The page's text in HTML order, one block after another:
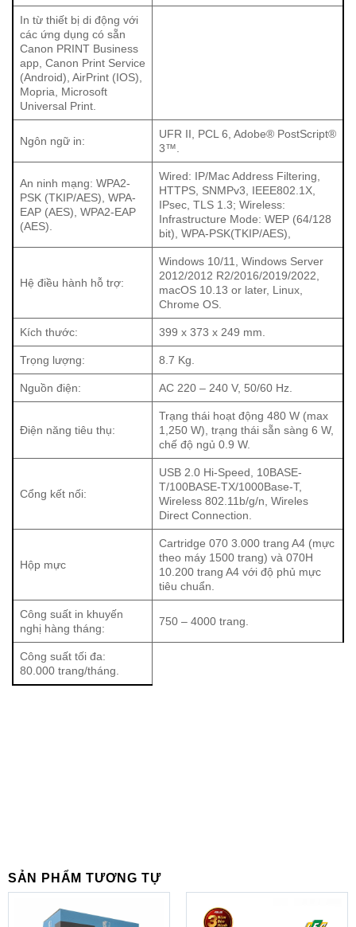
nghiệp.
An ninh mạng và hỗ trợ hệ điều hành
Canon LBP246dw cung cấp các tính năng an ninh mạng
tiên tiến, bao gồm IP/Mac Address Filtering, HTTPS,
SNMPv3 và nhiều chuẩn bảo mật khác cho cả kết nối có
dây và không dây. Điều này giúp bảo vệ thông tin và dữ
liệu của doanh nghiệp khỏi các mối đe dọa từ bên ngoài.
Máy in cũng hỗ trợ nhiều hệ điều hành phổ biến như
Windows 10/11, Windows Server và macOS, mang lại sự
linh hoạt cho người dùng trong việc tích hợp thiết bị vào hệ
thống.
Với kích thước 399 x 373 x 249 mm và trọng lượng 8.7 kg,
này không chỉ dễ dàng bố trí trong không gian làm việc mà
còn phù hợp với nhiều phong cách văn phòng khác nhau.
Thiết kế tinh tế và màu sắc trang nhã giúp sản phẩm trở
thành một phần không thể thiếu trong môi trường làm việc
Máy in laser đen trắng Canon LBP246dw là một sản phẩm
hoàn hảo cho các doanh nghiệp đang tìm kiếm một giải
pháp in ấn hiệu quả, tiết kiệm và chất lượng. Với tốc độ in
nhanh, độ phân giải cao, tính năng in đảo mặt tự động và
khả năng kết nối linh hoạt, sản phẩm này sẽ giúp nâng cao
hiệu suất làm việc và tiết kiệm thời gian cho người dùng.
Canon LBP246dw xứng đáng là một trợ thủ đắc lực trong
In từ thiết bị di động với
các ứng dụng có sẵn
Canon PRINT Business
app, Canon Print Service
(Android), AirPrint (IOS),
Mopria, Microsoft
Universal Print.
Ngôn ngữ in:
UFR II, PCL 6, Adobe® PostScript®
3™.
An ninh mạng: WPA2-
PSK (TKIP/AES), WPA-
EAP (AES), WPA2-EAP
(AES).
Wired: IP/Mac Address Filtering,
HTTPS, SNMPv3, IEEE802.1X,
IPsec, TLS 1.3; Wireless:
Infrastructure Mode: WEP (64/128
bit), WPA-PSK(TKIP/AES),
Hệ điều hành hỗ trợ:
Windows 10/11, Windows Server
2012/2012 R2/2016/2019/2022,
macOS 10.13 or later, Linux,
Chrome OS.
Kích thước: 399 x 373 x 249 mm.
Trọng lượng: 8.7 Kg.
Nguồn điện: AC 220 – 240 V, 50/60 Hz.
Điện năng tiêu thụ:
Trạng thái hoạt động 480 W (max
1,250 W), trạng thái sẵn sàng 6 W,
chế độ ngủ 0.9 W.
Cổng kết nối:
USB 2.0 Hi-Speed, 10BASE-
T/100BASE-TX/1000Base-T,
Wireless 802.11b/g/n, Wireles
Direct Connection.
Hộp mực
Cartridge 070 3.000 trang A4 (mực
theo máy 1500 trang) và 070H
10.200 trang A4 với độ phủ mực
tiêu chuẩn.
Công suất in khuyến
nghị hàng tháng:
750 – 4000 trang.
Công suất tối đa:
80.000 trang/tháng.
SẢN PHẨM TƯƠNG TỰ